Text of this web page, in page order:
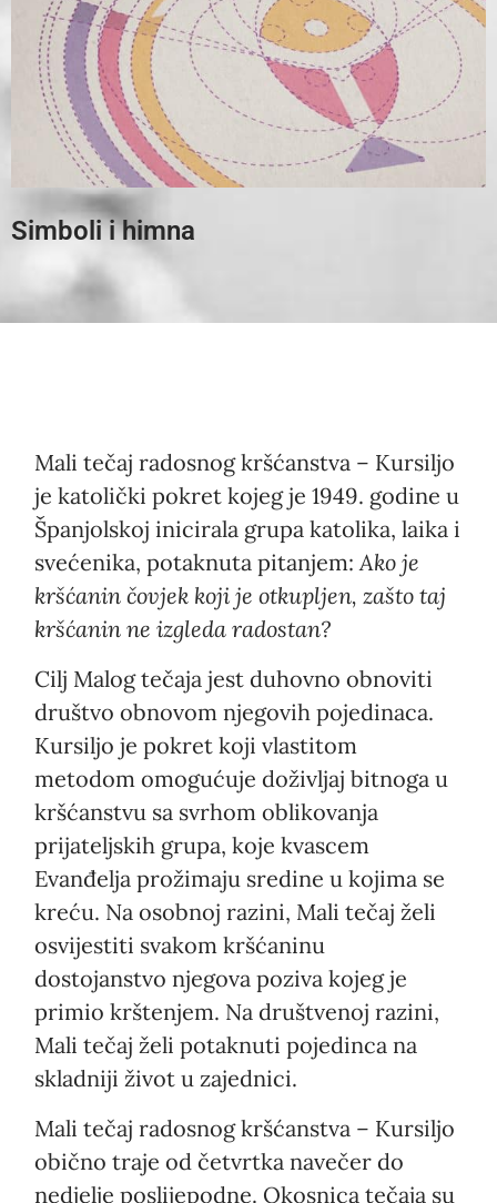
Simboli i himna
Mali tečaj radosnog kršćanstva – Kursiljo
je katolički pokret kojeg je 1949. godine u
Španjolskoj inicirala grupa katolika, laika i
svećenika, potaknuta pitanjem:Ako je
kršćanin čovjek koji je otkupljen, zašto taj
kršćanin ne izgleda radostan?
Cilj Malog tečaja jest duhovno obnoviti
društvo obnovom njegovih pojedinaca.
Kursiljo je pokret koji vlastitom
metodom omogućuje doživljaj bitnoga u
kršćanstvu sa svrhom oblikovanja
prijateljskih grupa, koje kvascem
Evanđelja prožimaju sredine u kojima se
kreću. Na osobnoj razini, Mali tečaj želi
osvijestiti svakom kršćaninu
dostojanstvo njegova poziva kojeg je
primio krštenjem. Na društvenoj razini,
Mali tečaj želi potaknuti pojedinca na
skladniji život u zajednici.
Mali tečaj radosnog kršćanstva – Kursiljo
obično traje od četvrtka navečer do
nedjelje poslijepodne. Okosnica tečaja su